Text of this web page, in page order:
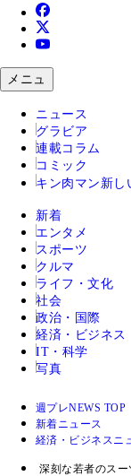
メニュ
ニュース
グラビア
連載コラム
コミック
キン肉マン 新し
新着
エンタメ
スポーツ
クルマ
ライフ・文化
社会
政治・国際
経済・ビジネス
IT・科学
写真
週プレNEWS TOP
新着ニュース
経済・ビジネスニ
深刻な若者のスー